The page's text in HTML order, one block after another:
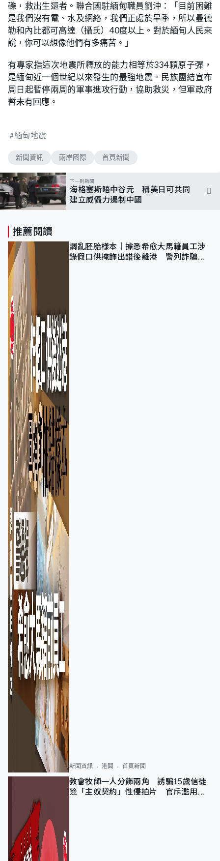
礫，救出生還者。聯合國駐緬甸職員劉沖：「目前困難
是我們沒有電、水及網絡，我們正處於旱季，所以曼德
勒和內比都可高達（攝氏）40度以上。對於緬甸人民來
說，你可以想像他們有多痛苦。」
有專家指這次地震所釋放的能力相等於334顆原子彈，
是緬甸近一個世紀以來發生的最強地震。民族團結宣布
周日起暫停兩周的軍事進攻行動，協助救災，但軍政府
暫未有回應。
緬甸地震
新聞資訊 兩岸國際 首頁新聞
下一則新聞
海格塞斯晤中谷元 稱美日可共同
建立威懾力遏制中國
推薦閱讀
調亂胚胎樣本｜據悉希愈大馬籍員工涉
錄假口供掩飾出錯後離港 警列詐騙
新聞資訊 港聞 首頁新聞
教會牧師一人分飾兩角 誘騙15歲信徒
簽「主奴契約」性侵拍片 官斥濫用教